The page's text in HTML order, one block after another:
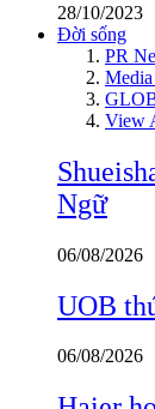
28/10/2023
Đời sống
PR
View
Ngữ
06/08/2026
UOB
06/08/2026